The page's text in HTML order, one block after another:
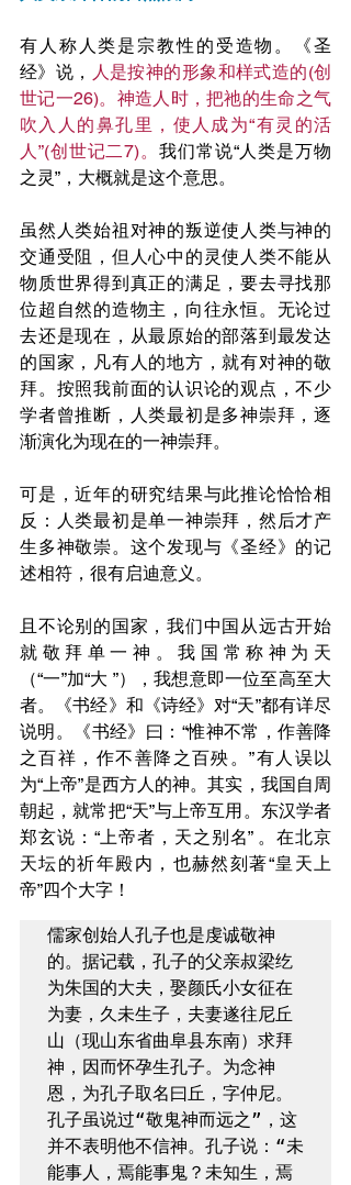
有人称人类是宗教性的受造物。《圣
经》说， 人是按神的形象和样式造的(创
世记一26)。神造人时，把祂的生命之气
吹入人的鼻孔里，使人成为“有灵的活
人”(创世记二7)。我们常说“人类是万物
之灵”，大概就是这个意思。
虽然人类始祖对神的叛逆使人类与神的
交通受阻，但人心中的灵使人类不能从
物质世界得到真正的满足，要去寻找那
位超自然的造物主，向往永恒。无论过
去还是现在，从最原始的部落到最发达
的国家，凡有人的地方，就有对神的敬
拜。按照我前面的认识论的观点，不少
学者曾推断，人类最初是多神崇拜，逐
渐演化为现在的一神崇拜。
可是，近年的研究结果与此推论恰恰相
反：人类最初是单一神崇拜，然后才产
生多神敬崇。这个发现与《圣经》的记
述相符，很有启迪意义。
且不论别的国家，我们中国从远古开始
就敬拜单一神。我国常称神为天
（“一”加“大 ”），我想意即一位至高至大
者。《书经》和《诗经》对“天”都有详尽
说明。《书经》曰：“惟神不常，作善降
之百祥，作不善降之百殃。”有人误以
为“上帝”是西方人的神。其实，我国自周
朝起，就常把“天”与上帝互用。东汉学者
郑玄说：“上帝者，天之别名” 。在北京
天坛的祈年殿内，也赫然刻著“皇天上
帝”四个大字！
儒家创始人孔子也是虔诚敬神
的。据记载，孔子的父亲叔梁纥
为朱国的大夫，娶颜氏小女征在
为妻，久未生子，夫妻遂往尼丘
山（现山东省曲阜县东南）求拜
神，因而怀孕生孔子。为念神
恩，为孔子取名曰丘，字仲尼。
孔子虽说过“敬鬼神而远之”，这
并不表明他不信神。孔子说：“未
能事人，焉能事鬼？未知生，焉